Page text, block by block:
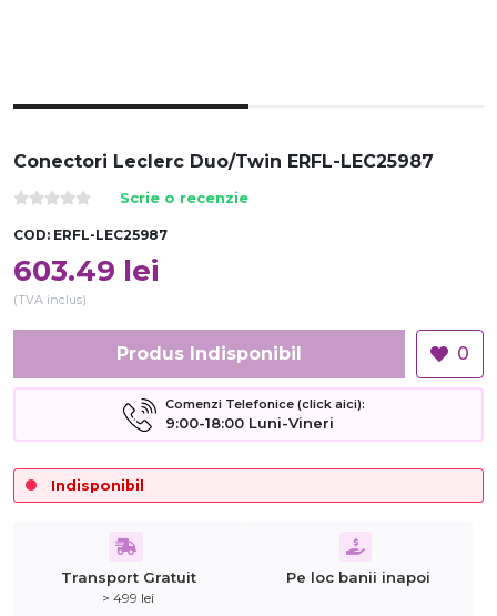
Conectori Leclerc Duo/Twin ERFL-LEC25987
Scrie o recenzie
COD: ERFL-LEC25987
603.49 lei
(TVA inclus)
Produs Indisponibil 0
Comenzi Telefonice (click aici):
9:00-18:00 Luni-Vineri
Indisponibil
Transport Gratuit
> 499 lei
Pe loc banii inapoi